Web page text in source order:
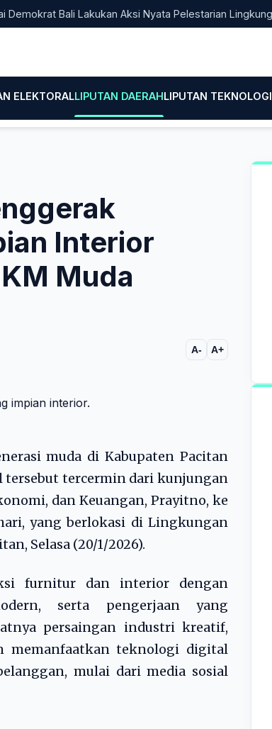
Bali Lakukan Aksi Nyata Pelestarian Lingkungan
ELEKTORALLIPUTAN DAERAHLIPUTAN TEKNOLOGI
Interior
Muda
A- A+
muda di Kabupaten Pacitan
tersebut tercermin dari kunjungan
dan Keuangan, Prayitno, ke
yang berlokasi di Lingkungan
Selasa (20/1/2026).
furnitur dan interior dengan
serta pengerjaan yang
persaingan industri kreatif,
memanfaatkan teknologi digital
mulai dari media sosial